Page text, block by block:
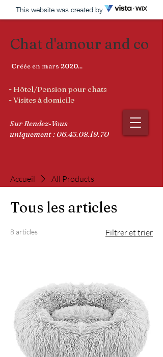
This website was created by
Chat d'amour and co
Créée en mars 2020...
- Hôtel/Pension pour chats
- Visites à domicile
Sur Rendez-Vous
uniquement : 06.43.08.19.70
Accueil All Products
Tous les articles
8 articles Filtrer et trier